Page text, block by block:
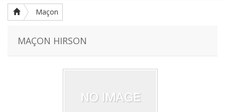
Maçon
MAÇON HIRSON